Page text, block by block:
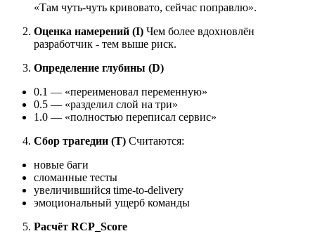
«Там чуть-чуть кривовато, сейчас поправлю».
Оценка намерений (I) Чем более вдохновлён
разработчик - тем выше риск.
Определение глубины (D)
0.1 — «переименовал переменную»
0.5 — «разделил слой на три»
1.0 — «полностью переписал сервис»
Сбор трагедии (T) Считаются:
новые баги
сломанные тесты
увеличившийся time-to-delivery
эмоциональный ущерб команды
Расчёт RCP_Score